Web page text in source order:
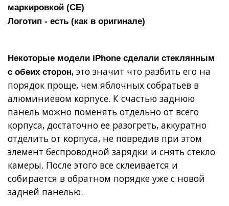
маркировкой (СЕ)
Логотип - есть (как в оригинале)
Некоторые модели iPhone сделали стеклянным
с обеих сторон, это значит что разбить его на
порядок проще, чем яблочных собратьев в
алюминиевом корпусе. К счастью заднюю
панель можно поменять отдельно от всего
корпуса, достаточно ее разогреть, аккуратно
отделить от корпуса, не повредив при этом
элемент беспроводной зарядки и снять стекло
камеры. После этого все склеивается и
собирается в обратном порядке уже с новой
задней панелью.